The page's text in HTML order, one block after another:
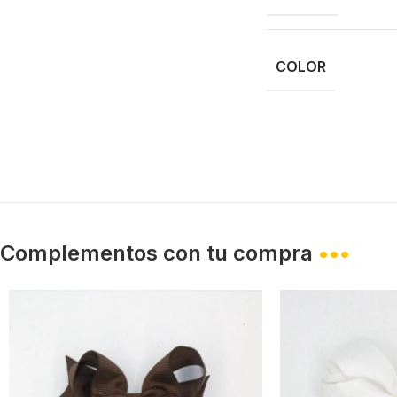
COLOR
Complementos con tu compra •••